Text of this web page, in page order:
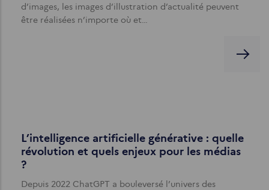
d’images, les images d’illustration d’actualité peuvent
être réalisées n’importe où et…
L’intelligence artificielle générative : quelle
révolution et quels enjeux pour les médias
?
Depuis 2022 ChatGPT a bouleversé l’univers des